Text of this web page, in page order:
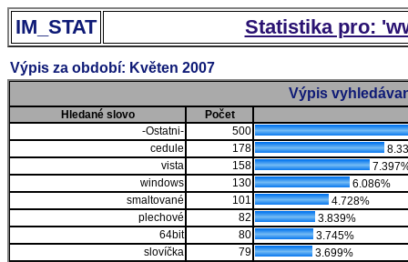
IM_STAT Statistika pro:
Výpis za období: Květen 2007
Výpis
Hledané slovo
Počet
-Ostatni-
500
cedule
178
vista
158
windows
130
6.086%
smaltované
101
4.728%
plechové
82
3.839%
64bit
80
3.745%
slovíčka
79
3.699%